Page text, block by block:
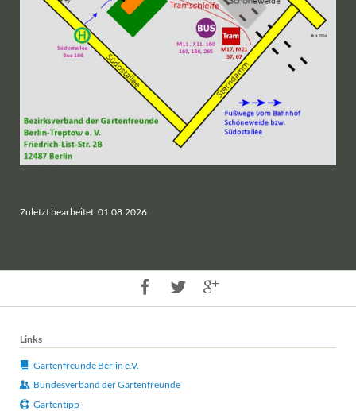
Zuletzt bearbeitet: 01.08.2026
Links
Gartenfreunde Berlin e.V.
Bundesverband der Gartenfreunde
Gartentipp